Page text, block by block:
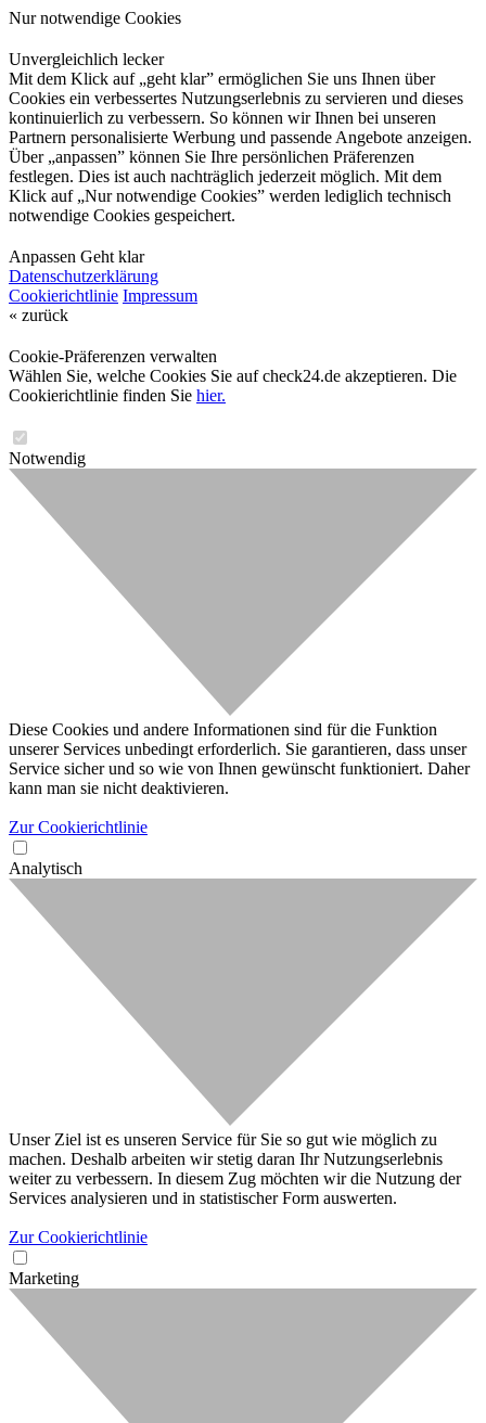
Nur notwendige Cookies
Unvergleichlich lecker
Mit dem Klick auf „geht klar” ermöglichen Sie uns Ihnen über
Cookies ein verbessertes Nutzungserlebnis zu servieren und dieses
kontinuierlich zu verbessern. So können wir Ihnen bei unseren
Partnern personalisierte Werbung und passende Angebote anzeigen.
Über „anpassen” können Sie Ihre persönlichen Präferenzen
festlegen. Dies ist auch nachträglich jederzeit möglich. Mit dem
Klick auf „Nur notwendige Cookies” werden lediglich technisch
notwendige Cookies gespeichert.
Anpassen Geht klar
Datenschutzerklärung
Cookierichtlinie Impressum
« zurück
Cookie-Präferenzen verwalten
Wählen Sie, welche Cookies Sie auf check24.de akzeptieren. Die
Cookierichtlinie finden Sie hier.
Notwendig
Diese Cookies und andere Informationen sind für die Funktion
unserer Services unbedingt erforderlich. Sie garantieren, dass unser
Service sicher und so wie von Ihnen gewünscht funktioniert. Daher
kann man sie nicht deaktivieren.
Zur Cookierichtlinie
Analytisch
Unser Ziel ist es unseren Service für Sie so gut wie möglich zu
machen. Deshalb arbeiten wir stetig daran Ihr Nutzungserlebnis
weiter zu verbessern. In diesem Zug möchten wir die Nutzung der
Services analysieren und in statistischer Form auswerten.
Zur Cookierichtlinie
Marketing